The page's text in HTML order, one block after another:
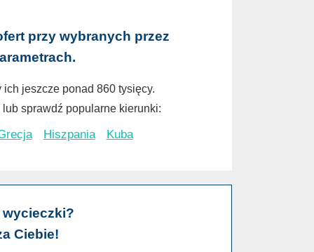
przy wybranych przez
jeszcze ponad 860 tysięcy.
sprawdź popularne kierunki:
Hiszpania Kuba
wycieczki?
Ciebie!